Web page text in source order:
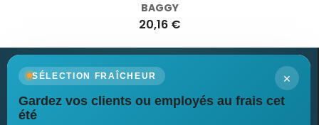
BAGGY
20,16 €
×
SÉLECTION FRAÎCHEUR
Gardez vos clients ou employés au frais cet
été
Newsletter